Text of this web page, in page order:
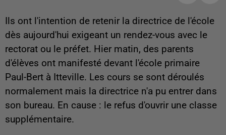
Ils ont l'intention de retenir la directrice de l'école
dès aujourd'hui exigeant un rendez-vous avec le
rectorat ou le préfet. Hier matin, des parents
d'élèves ont manifesté devant l'école primaire
Paul-Bert à Itteville. Les cours se sont déroulés
normalement mais la directrice n'a pu entrer dans
son bureau. En cause : le refus d'ouvrir une classe
supplémentaire.